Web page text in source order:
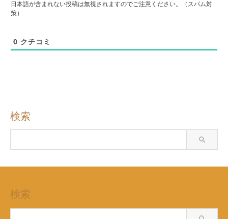
日本語が含まれない投稿は無視されますのでご注意ください。（スパム対
策）
0 クチコミ
検索
検索